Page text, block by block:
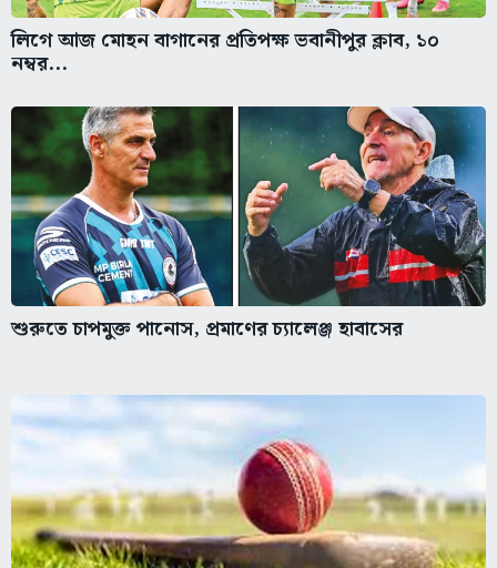
লিগে আজ মোহন বাগানের প্রতিপক্ষ ভবানীপুর ক্লাব, ১০
নম্বর...
শুরুতে চাপমুক্ত পানোস, প্রমাণের চ্যালেঞ্জ হাবাসের